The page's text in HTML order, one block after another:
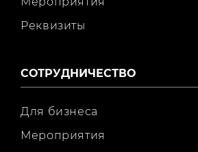
Реквизиты
СОТРУДНИЧЕСТВО
Для бизнеса
Мероприятия